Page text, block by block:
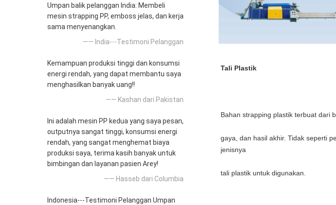
Umpan balik pelanggan India: Membeli
mesin strapping PP, emboss jelas, dan kerja
sama menyenangkan.
—— India---Testimoni Pelanggan
Kemampuan produksi tinggi dan konsumsi
energi rendah, yang dapat membantu saya
menghasilkan banyak uang!!
—— Kashan dari Pakistan
Ini adalah mesin PP kedua yang saya pesan,
outputnya sangat tinggi, konsumsi energi
rendah, yang sangat menghemat biaya
produksi saya, terima kasih banyak untuk
bimbingan dan layanan pasien Arey!
—— Hasseb dari Columbia
Indonesia---Testimoni Pelanggan Umpan
Tali Plastik
Bahan strapping plastik terbuat dari
gaya, dan hasil akhir. Tidak seperti
jenisnya
tali plastik untuk digunakan.